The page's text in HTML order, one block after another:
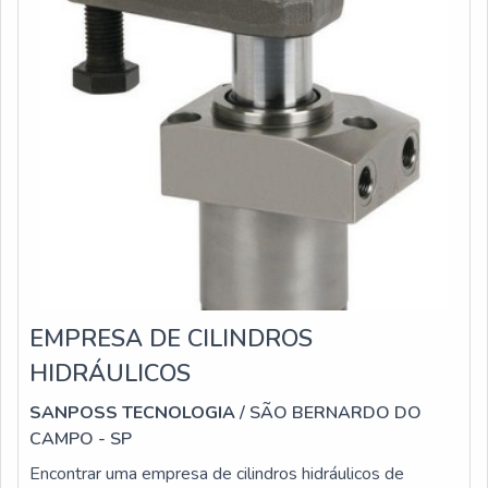
EMPRESA DE CILINDROS
HIDRÁULICOS
SANPOSS TECNOLOGIA/ SÃO BERNARDO DO
CAMPO - SP
Encontrar uma empresa de cilindros hidráulicos de